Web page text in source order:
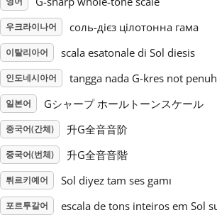
Tiếng Việt
Türkçe
Українська
简体中文
繁體中文
우크라이나어 соль-дієз цілотонна гама
이탈리아어 scala esatonale di Sol diesis
인도네시아어 tangga nada G-kres not penuh
일본어 Gシャープ ホールトーンスケール
중국어(간체) 升G全音音阶
중국어(번체) 升G全音音階
튀르키예어 Sol diyez tam ses gamı
포르투갈어 escala de tons inteiros em Sol